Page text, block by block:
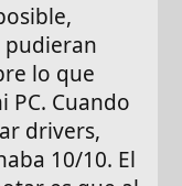
pudieran
lo que
PC. Cuando
drivers,
10/10. El